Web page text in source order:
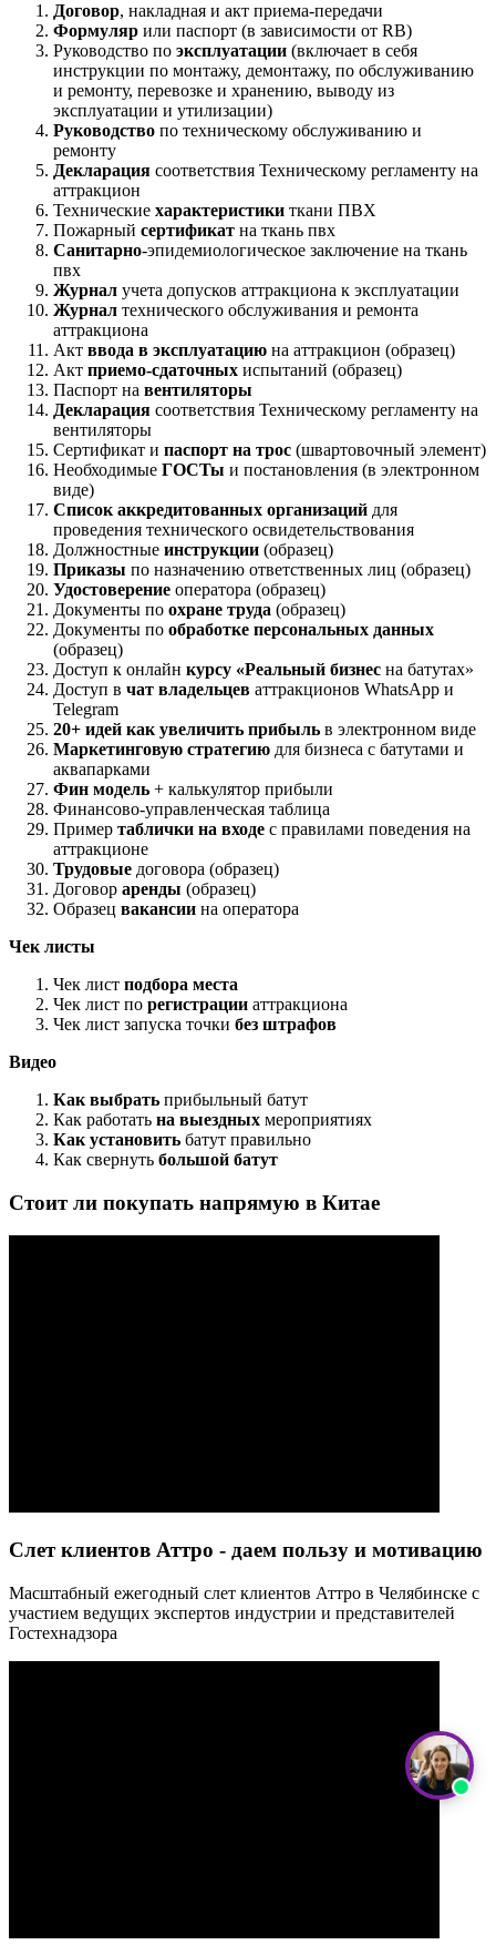
Договор, накладная и акт приема-передачи
Формуляр или паспорт (в зависимости от RB)
Руководство по эксплуатации (включает в себя
инструкции по монтажу, демонтажу, по обслуживанию
и ремонту, перевозке и хранению, выводу из
эксплуатации и утилизации)
Руководство по техническому обслуживанию и
ремонту
Декларация соответствия Техническому регламенту на
аттракцион
Технические характеристики ткани ПВХ
Пожарный сертификат на ткань пвх
Санитарно-эпидемиологическое заключение на ткань
пвх
Журнал учета допусков аттракциона к эксплуатации
Журнал технического обслуживания и ремонта
аттракциона
Акт ввода в эксплуатацию на аттракцион (образец)
Акт приемо-сдаточных испытаний (образец)
Паспорт на вентиляторы
Декларация соответствия Техническому регламенту на
вентиляторы
Сертификат и паспорт на трос (швартовочный элемент)
Необходимые ГОСТы и постановления (в электронном
виде)
Список аккредитованных организаций для
проведения технического освидетельствования
Должностные инструкции (образец)
Приказы по назначению ответственных лиц (образец)
Удостоверение оператора (образец)
Документы по охране труда (образец)
Документы по обработке персональных данных
(образец)
Доступ к онлайн курсу «Реальный бизнес на батутах»
Доступ в чат владельцев аттракционов WhatsApp и
Telegram
20+ идей как увеличить прибыль в электронном виде
Маркетинговую стратегию для бизнеса с батутами и
аквапарками
Фин модель + калькулятор прибыли
Финансово-управленческая таблица
Пример таблички на входе с правилами поведения на
аттракционе
Трудовые договора (образец)
Договор аренды (образец)
Образец вакансии на оператора
Чек листы
Чек лист подбора места
Чек лист по регистрации аттракциона
Чек лист запуска точки без штрафов
Видео
Как выбрать прибыльный батут
Как работать на выездных мероприятиях
Как установить батут правильно
Как свернуть большой батут
Стоит ли покупать напрямую в Китае
Слет клиентов Аттро - даем пользу и мотивацию
Масштабный ежегодный слет клиентов Аттро в Челябинске с
участием ведущих экспертов индустрии и представителей
Гостехнадзора